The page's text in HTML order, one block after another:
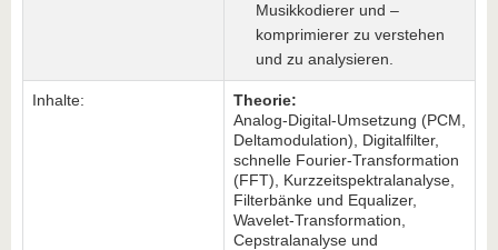
Musikkodierer und –
komprimierer zu verstehen
und zu analysieren.
Inhalte:
Theorie:
Analog-Digital-Umsetzung (PCM,
Deltamodulation), Digitalfilter,
schnelle Fourier-Transformation
(FFT), Kurzzeitspektralanalyse,
Filterbänke und Equalizer,
Wavelet-Transformation,
Cepstralanalyse und